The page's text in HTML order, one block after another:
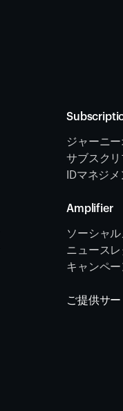
ジャーニ
サブスク
IDマネジ
Amplifier
ソーシャ
ニュース
キャンペ
ご提供サ